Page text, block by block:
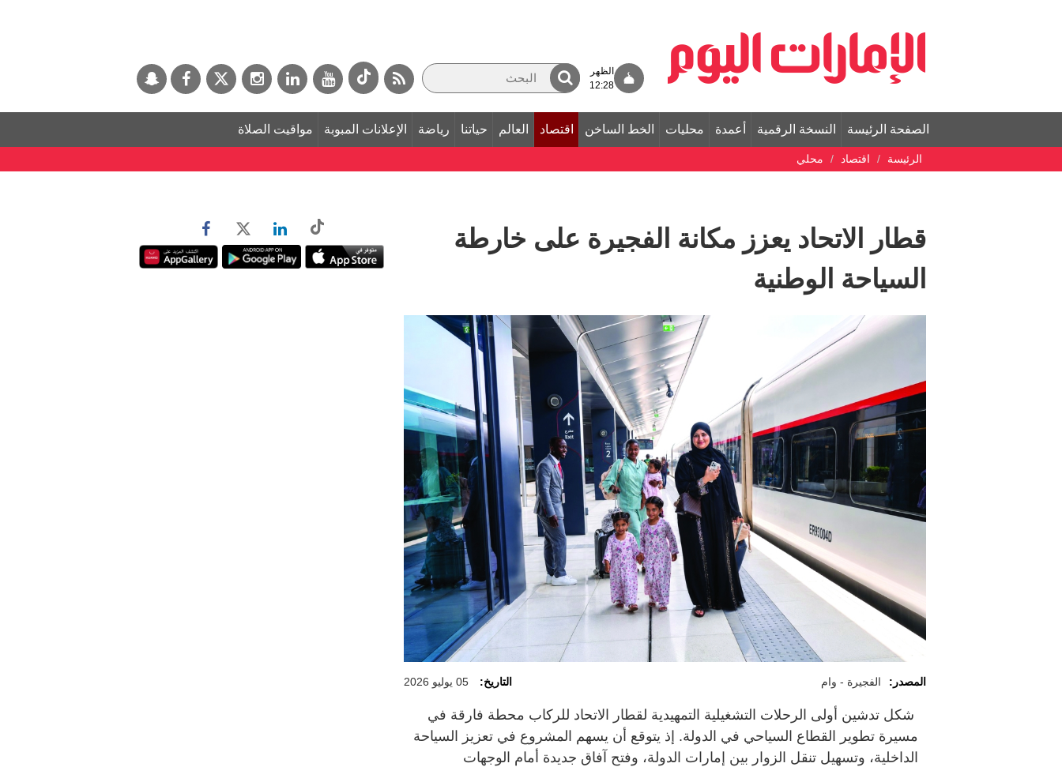
الظهر
12:28
الصفحة الرئيسة النسخة الرقمية أعمدة محليات الخط الساخن اقتصاد العالم حياتنا رياضة الإعلانات المبوبة مواقيت الصلاة
الرئيسة اقتصاد محلي
قطار الاتحاد يعزز مكانة الفجيرة على خارطة
السياحة الوطنية
المصدر: الفجيرة - وام التاريخ: 05 يوليو 2026
شكل تدشين أولى الرحلات التشغيلية التمهيدية لقطار الاتحاد للركاب محطة فارقة في
مسيرة تطوير القطاع السياحي في الدولة. إذ يتوقع أن يسهم المشروع في تعزيز السياحة
الداخلية، وتسهيل تنقل الزوار بين إمارات الدولة، وفتح آفاق جديدة أمام الوجهات